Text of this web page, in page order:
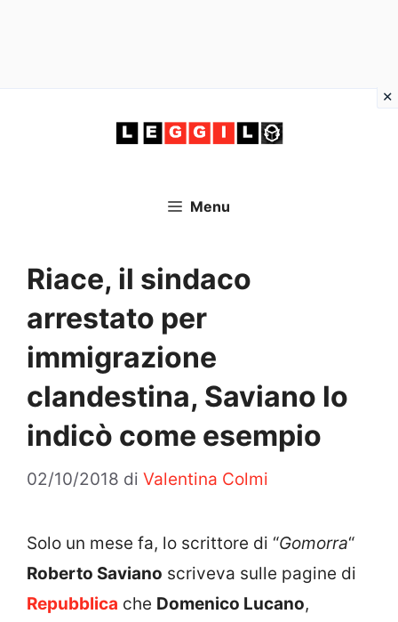
Menu
Riace, il sindaco
arrestato per
immigrazione
clandestina, Saviano lo
indicò come esempio
02/10/2018 di Valentina Colmi
Solo un mese fa, lo scrittore di “Gomorra“
Roberto Saviano scriveva sulle pagine di
Repubblica che Domenico Lucano,